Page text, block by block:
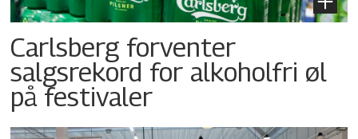
Carlsberg forventer
salgsrekord for alkoholfri øl
på festivaler